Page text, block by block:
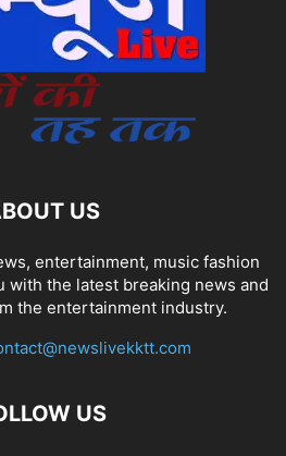
US
entertainment, music fashion
with the latest breaking news and
the entertainment industry.
US